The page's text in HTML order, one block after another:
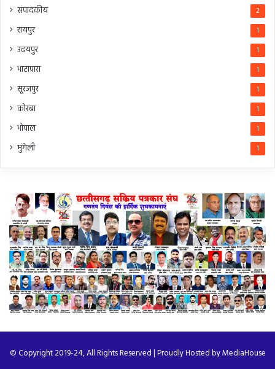
संपादकीय 2
रायपुर 1
उदयपुर 1
भाटापारा 1
सूरजपुर 1
कोरबा 1
भोपाल 1
मुंगेली 1
© Copyright 2019-24, All Rights Reserved | Proudly Hosted byMediaHouse